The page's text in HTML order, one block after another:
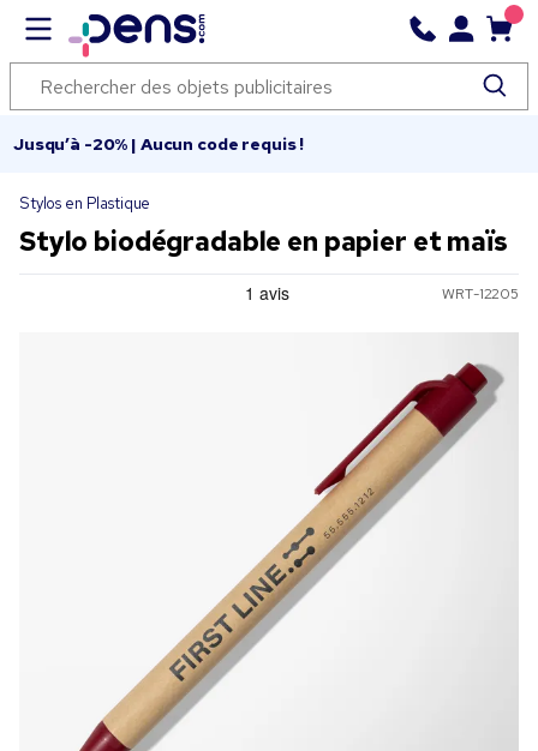
Jusqu’à -20% | Aucun code requis !
Stylos en Plastique
Stylo biodégradable en papier et maïs
WRT-12205